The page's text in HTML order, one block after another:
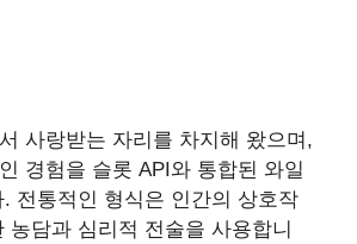
사랑받는 자리를 차지해 왔으며,
경험을 슬롯 API와 통합된 와일
전통적인 형식은 인간의 상호작
담과 심리적 전술을 사용합니